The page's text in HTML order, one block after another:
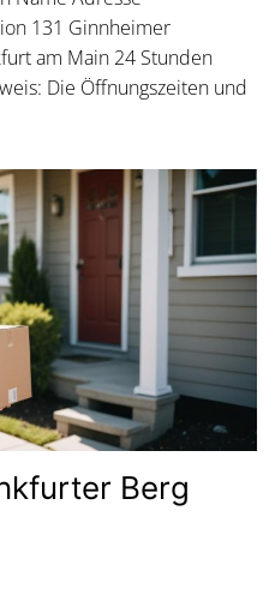
131 Ginnheimer
am Main 24 Stunden
Die Öffnungszeiten und
Berg